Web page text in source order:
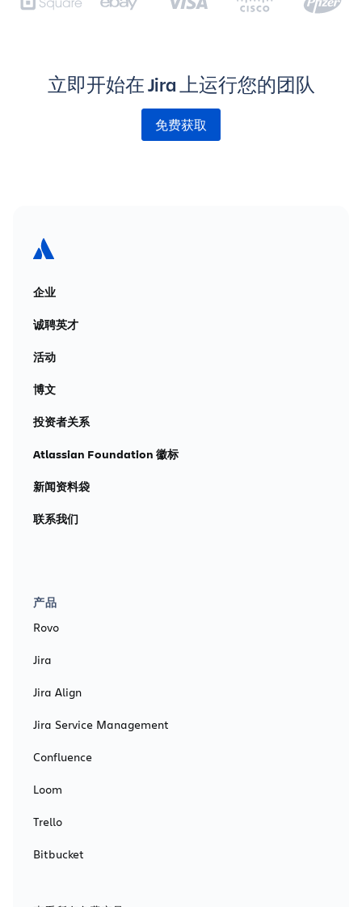
立即开始在 Jira 上运行您的团队
免费获取
企业
诚聘英才
活动
博文
投资者关系
Atlassian Foundation 徽标
新闻资料袋
联系我们
产品
Rovo
Jira
Jira Align
Jira Service Management
Confluence
Loom
Trello
Bitbucket